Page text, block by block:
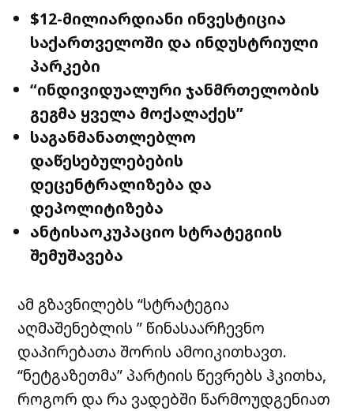
$12-მილიარდიანი ინვესტიცია
საქართველოში და ინდუსტრიული
პარკები
“ინდივიდუალური ჯანმრთელობის
გეგმა ყველა მოქალაქეს”
საგანმანათლებლო
დაწესებულებების
დეცენტრალიზება და
დეპოლიტიზება
ანტისაოკუპაციო სტრატეგიის
შემუშავება
ამ გზავნილებს “სტრატეგია
აღმაშენებლის ” წინასაარჩევნო
დაპირებათა შორის ამოიკითხავთ.
“ნეტგაზეთმა” პარტიის წევრებს ჰკითხა,
როგორ და რა ვადებში წარმოუდგენიათ